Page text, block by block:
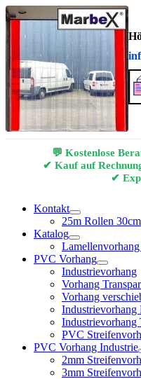
💬 Kostenlose
✔ Kauf auf
✔
Kontakt
25m Rollen
Katalog
PVC Vorhang
Industrievorhang
Vorhang
Vorhang
Industrievorhang
Industrievorhang
PVC
PVC Vorhang Industrie
2mm
3mm